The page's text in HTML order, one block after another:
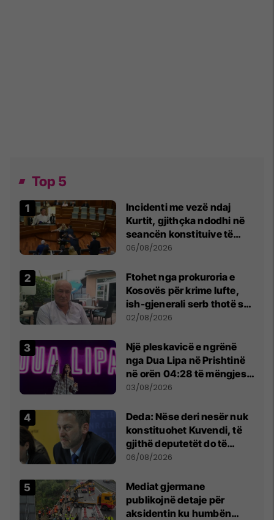
Top 5
Incidenti me vezë ndaj
Kurtit, gjithçka ndodhi në
seancën konstituive të
Kuvendit
06/08/2026
Ftohet nga prokuroria e
Kosovës për krime lufte,
ish-gjenerali serb thotë se
dikush e tradhtoi në
02/08/2026
Një pleskavicë e ngrënë
nga Dua Lipa në Prishtinë
në orën 04:28 të mëngjesit
- dhe bota digjitale serbe
03/08/2026
Deda: Nëse deri nesër nuk
konstituohet Kuvendi, të
gjithë deputetët do të
bëjnë shkelje të rëndë
06/08/2026
Mediat gjermane
publikojnë detaje për
aksidentin ku humbën